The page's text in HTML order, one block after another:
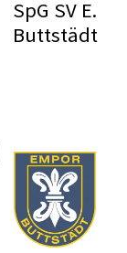
SpG SV E.
Buttstädt